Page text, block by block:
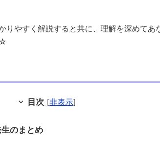
りやすく解説すると共に、理解を深めてあ
目次 [非表示]
のまとめ